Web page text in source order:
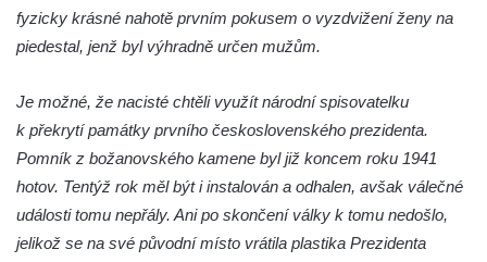
Českých Budějovicích
Socha Krista klesajícího pod křížem u
kostela svatého Mikuláše v Českých
Budějovicích
Socha svatého Jana Nepomuckého u
kostela svaté Rodiny v Českých
fyzicky krásné nahotě prvním pokusem o vyzdvižení ženy na
piedestal, jenž byl výhradně určen mužům.
Je možné, že nacisté chtěli využít národní spisovatelku
k překrytí památky prvního československého prezidenta.
Pomník z božanovského kamene byl již koncem roku 1941
hotov. Tentýž rok měl být i instalován a odhalen, avšak válečné
události tomu nepřály. Ani po skončení války k tomu nedošlo,
jelikož se na své původní místo vrátila plastika Prezidenta